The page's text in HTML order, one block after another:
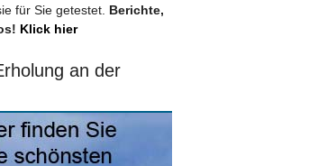
für Sie getestet. Berichte,
Klick hier
an der